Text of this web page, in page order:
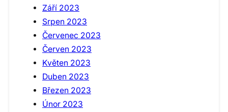
Září 2023
Srpen 2023
Červenec 2023
Červen 2023
Květen 2023
Duben 2023
Březen 2023
Únor 2023